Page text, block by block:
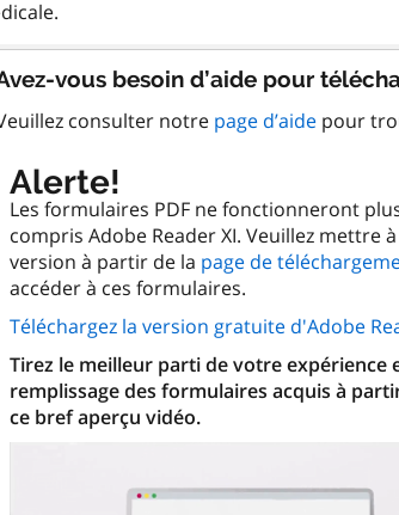
vous besoin d’aide pour
consulter notre page d’aide pour
Alerte!
Les formulaires PDF ne fonctionneront
compris Adobe Reader XI. Veuillez
version à partir de la page de
accéder à ces formulaires.
Téléchargez la version gratuite d'Adobe
Tirez le meilleur parti de votre expérience
remplissage des formulaires acquis à
ce bref aperçu vidéo.